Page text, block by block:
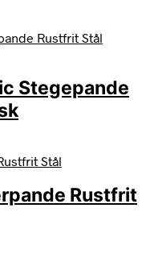
Stegepande
Rustfrit